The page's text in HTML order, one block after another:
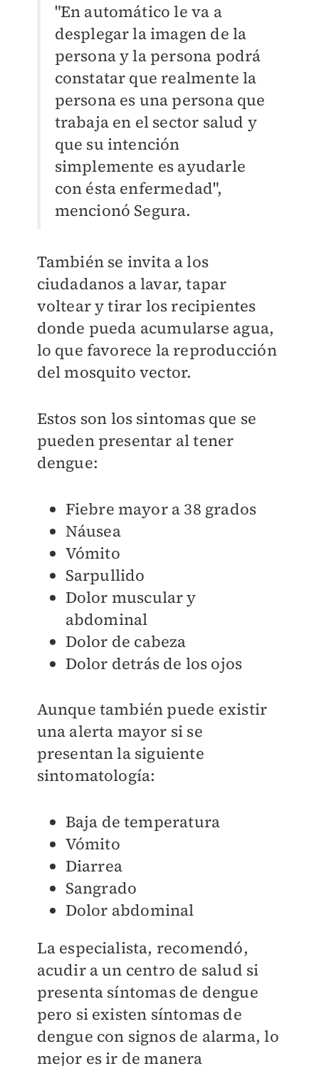
"En automático le va a
desplegar la imagen de la
persona y la persona podrá
constatar que realmente la
persona es una persona que
trabaja en el sector salud y
que su intención
simplemente es ayudarle
con ésta enfermedad",
mencionó Segura.
También se invita a los
ciudadanos a lavar, tapar
voltear y tirar los recipientes
donde pueda acumularse agua,
lo que favorece la reproducción
del mosquito vector.
Estos son los sintomas que se
pueden presentar al tener
dengue:
Fiebre mayor a 38 grados
Náusea
Vómito
Sarpullido
Dolor muscular y
abdominal
Dolor de cabeza
Dolor detrás de los ojos
Aunque también puede existir
una alerta mayor si se
presentan la siguiente
sintomatología:
Baja de temperatura
Vómito
Diarrea
Sangrado
Dolor abdominal
La especialista, recomendó,
acudir a un centro de salud si
presenta síntomas de dengue
pero si existen síntomas de
dengue con signos de alarma, lo
mejor es ir de manera